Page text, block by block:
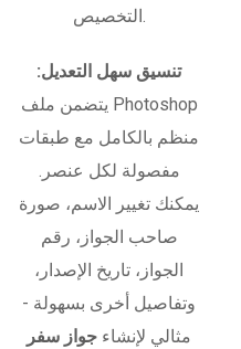
التخصيص.
تنسيق سهل التعديل:
يتضمن ملف Photoshop
منظم بالكامل مع طبقات
مفصولة لكل عنصر.
يمكنك تغيير الاسم، صورة
صاحب الجواز، رقم
الجواز، تاريخ الإصدار،
وتفاصيل أخرى بسهولة -
مثالي لإنشاء جواز سفر